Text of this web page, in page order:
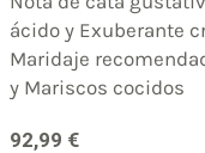
ácido y Exuberante
Maridaje
y Mariscos cocidos
92,99 €